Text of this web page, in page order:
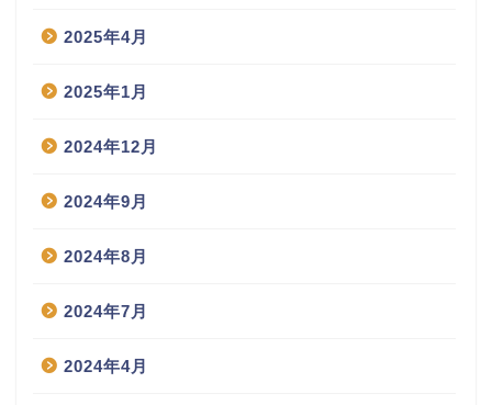
2025年4月
2025年1月
2024年12月
2024年9月
2024年8月
2024年7月
2024年4月